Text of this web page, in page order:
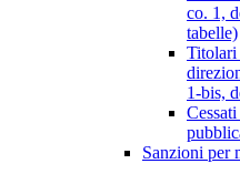
co. 1,
tabelle)
Titolari
1-bis,
Sanzioni per